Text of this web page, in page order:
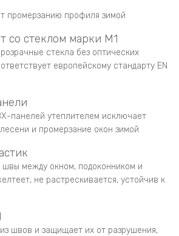
промерзанию профиля зимой
со стеклом марки М1
стекла без оптических
европейскому стандарту EN
панелей утеплителем исключает
и промерзание окон зимой
швы между окном, подоконником и
не растрескивается, устойчив к
из швов и защищает их от разрушения,